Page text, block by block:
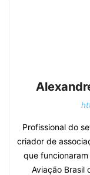
Profissional do
criador de
que
Aviação Brasil